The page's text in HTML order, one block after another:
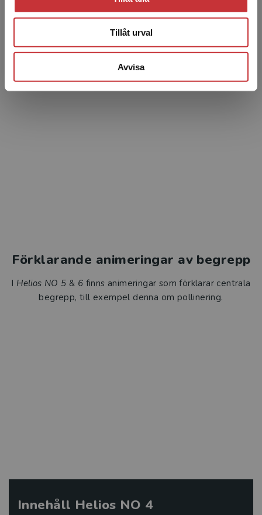
Tillåt urval
Avvisa
Så kommer du igång
Förklarande animeringar av begrepp
I Helios NO 5 & 6 finns animeringar som förklarar centrala
begrepp, till exempel denna om pollinering.
Innehåll Helios NO 4